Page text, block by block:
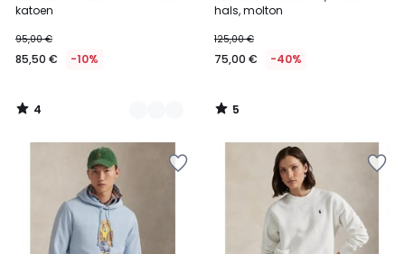
katoen
€
In
van
95,00
toegepast.
95,00 €
85,50 € -10%
5
4
/
hals, molton
125,00 €
75,00 € -40%
5
5
/